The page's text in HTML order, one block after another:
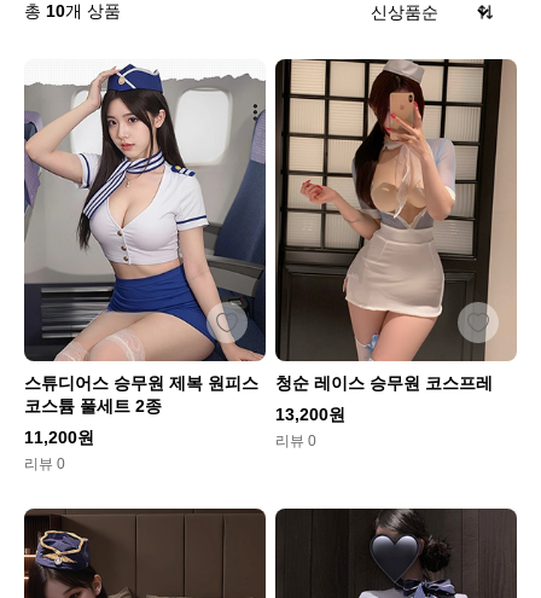
총 10개 상품
스튜디어스 승무원 제복 원피스
코스튬 풀세트 2종
11,200원
리뷰 0
청순 레이스 승무원 코스프레
13,200원
리뷰 0